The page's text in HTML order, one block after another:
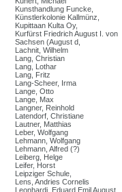
Kunsthandlung Funcke,
Künstlerkolonie Kallmünz,
Kupittaan Kulta Oy,
Kurfürst Friedrich August I. von
Sachsen (August d,
Lachnit, Wilhelm
Lang, Christian
Lang, Lothar
Lang, Fritz
Lang-Scheer, Irma
Lange, Otto
Lange, Max
Langner, Reinhold
Latendorf, Christiane
Lautner, Matthias
Leber, Wolfgang
Lehmann, Wolfgang
Lehmann, Alfred (?)
Leiberg, Helge
Leifer, Horst
Leipziger Schule,
Lens, Andries Cornelis
Leonhardi, Eduard Emil August